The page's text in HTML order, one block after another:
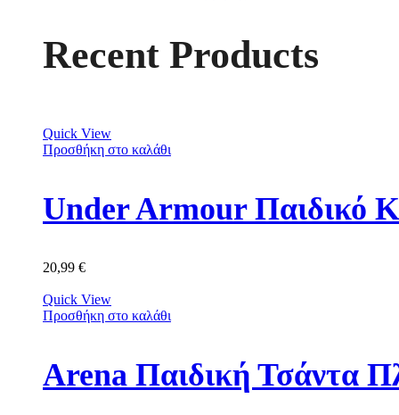
Recent Products
Quick View
Προσθήκη στο καλάθι
Under Armour Παιδικό
20,99 €
Quick View
Προσθήκη στο καλάθι
Arena Παιδική Τσάντα